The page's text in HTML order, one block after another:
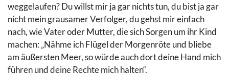
weggelaufen? Du willst mir ja gar nichts tun, du bist ja gar
nicht mein grausamer Verfolger, du gehst mir einfach
nach, wie Vater oder Mutter, die sich Sorgen um ihr Kind
machen: „Nähme ich Flügel der Morgenröte und bliebe
am äußersten Meer, so würde auch dort deine Hand mich
führen und deine Rechte mich halten“.